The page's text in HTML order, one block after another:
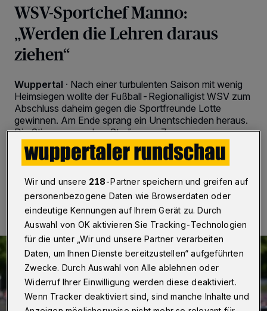
WSV-Sportchef Manno:
„Werden die Lehren daraus
ziehen“
Wuppertal · Nach einer turbulenten Saison mit wenig
Heimsiegen wollte der Fußball-Regionalligist WSV zum
Abschluss daheim gegen die Sportfreunde Lotte
gewinnen. Am Ende sprang ein Unentschieden heraus.
Die Stimmen aus dem Stadion am Zoo.
10.05.2025 , 16:15 Uhr 2 Minuten Lesezeit
Wir und unsere 218-Partner speichern und greifen auf
personenbezogene Daten wie Browserdaten oder
eindeutige Kennungen auf Ihrem Gerät zu. Durch
Auswahl von OK aktivieren Sie Tracking-Technologien
für die unter „Wir und unsere Partner verarbeiten
Daten, um Ihnen Dienste bereitzustellen“ aufgeführten
Zwecke. Durch Auswahl von Alle ablehnen oder
Widerruf Ihrer Einwilligung werden diese deaktiviert.
Wenn Tracker deaktiviert sind, sind manche Inhalte und